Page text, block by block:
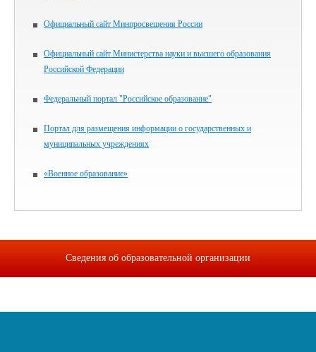
Официальный сайт Минпросвещения России
Официальный сайт Министерства науки и высшего образования
Российской Федерации
Федеральный портал "Российское образование"
Портал для размещения информации о государственных и
муниципальных учреждениях
«Военное образование»
Сведения об образовательной организации